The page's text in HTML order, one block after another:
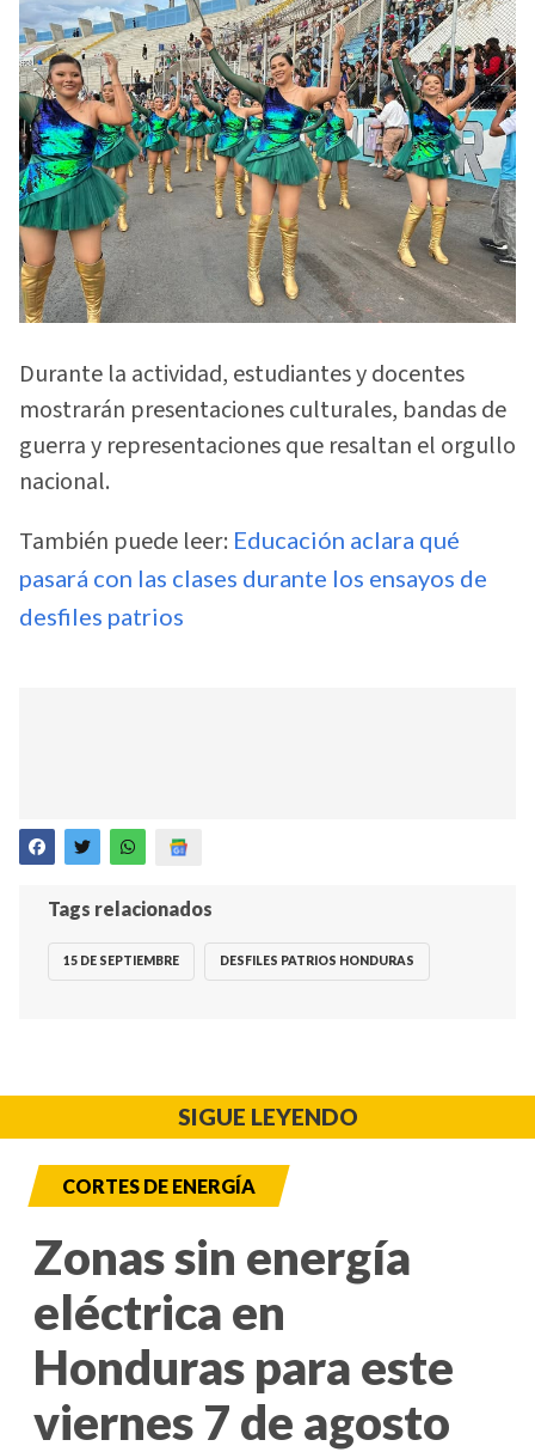
Durante la actividad, estudiantes y docentes
mostrarán presentaciones culturales, bandas de
guerra y representaciones que resaltan el orgullo
nacional.
También puede leer: Educación aclara qué
pasará con las clases durante los ensayos de
desfiles patrios
Tags relacionados
15 DE SEPTIEMBRE DESFILES PATRIOS HONDURAS
SIGUE LEYENDO
CORTES DE ENERGÍA
Zonas sin energía
eléctrica en
Honduras para este
viernes 7 de agosto